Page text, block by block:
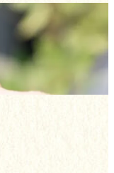
なしでもお気軽に